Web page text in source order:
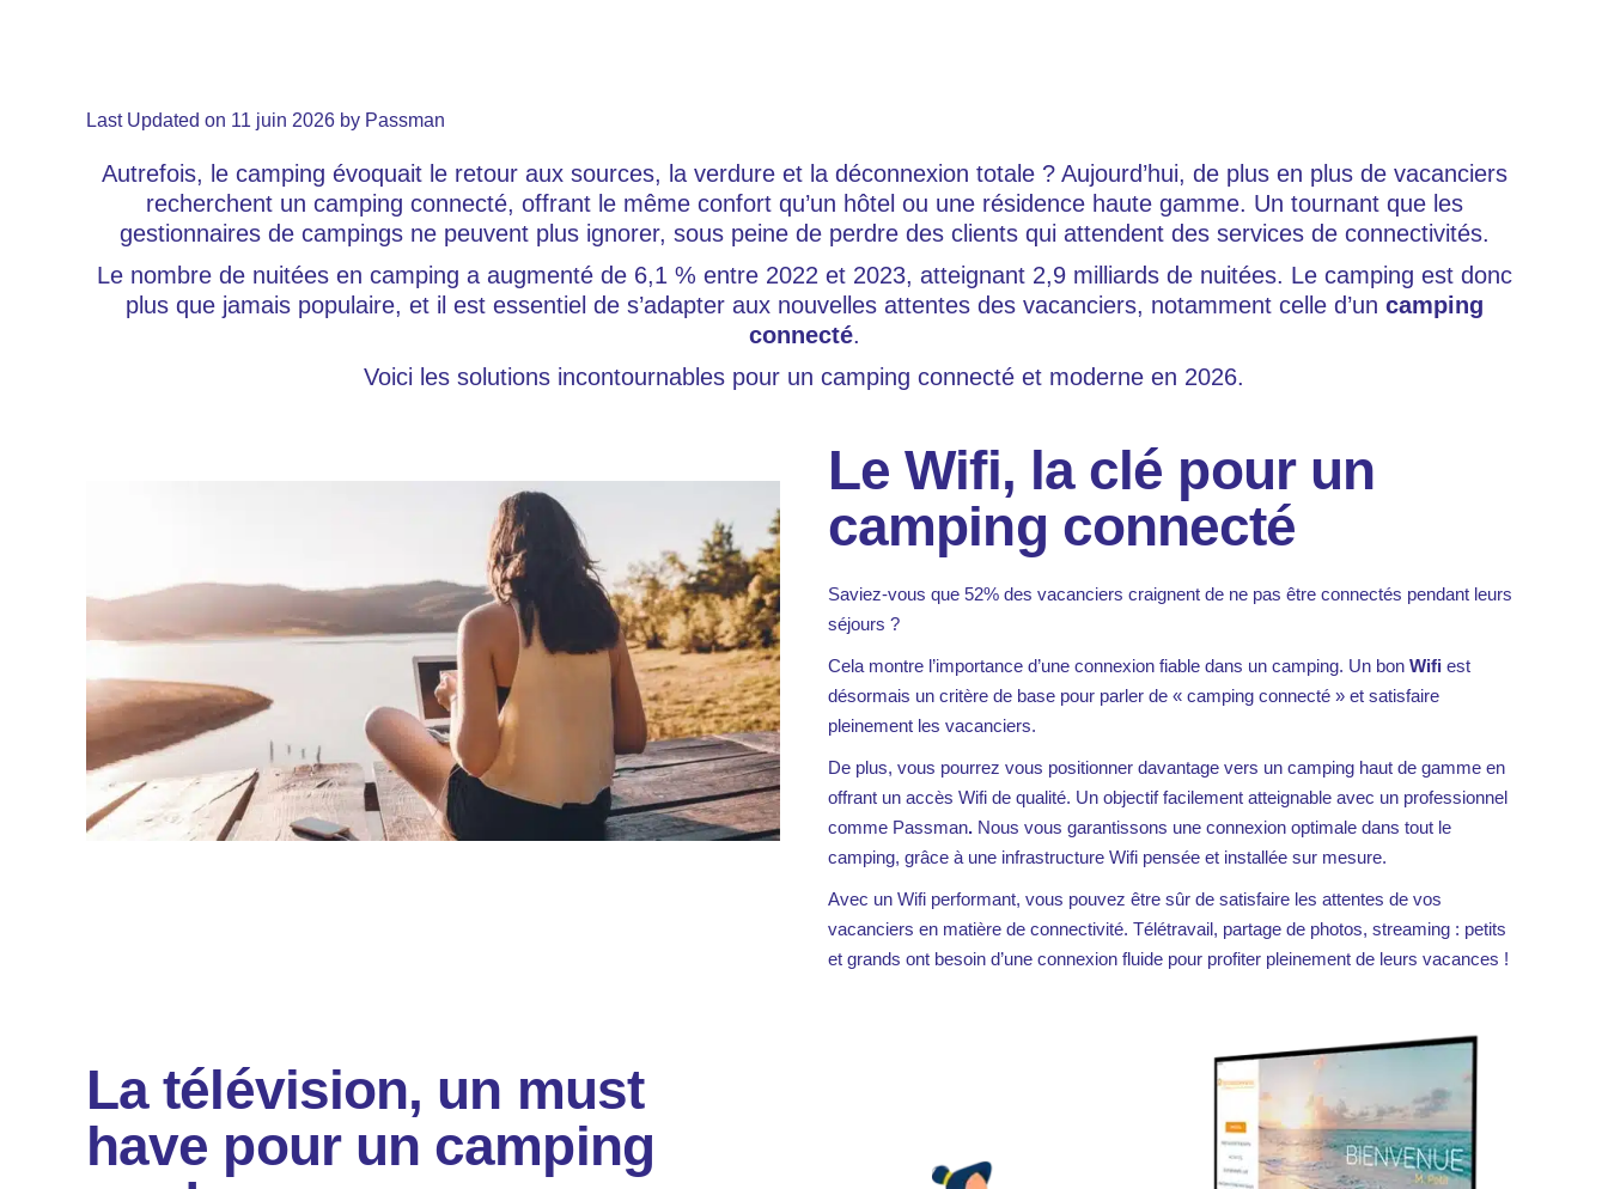
Last Updated on 11 juin 2026 by Passman
Autrefois, le camping évoquait le retour aux sources, la verdure et la déconnexion totale ? Aujourd’hui, de plus en plus de vacanciers
recherchent un camping connecté, offrant le même confort qu’un hôtel ou une résidence haute gamme. Un tournant que les
gestionnaires de campings ne peuvent plus ignorer, sous peine de perdre des clients qui attendent des services de connectivités.
Le nombre de nuitées en camping a augmenté de 6,1 % entre 2022 et 2023, atteignant 2,9 milliards de nuitées. Le camping est donc
plus que jamais populaire, et il est essentiel de s’adapter aux nouvelles attentes des vacanciers, notamment celle d’un camping
connecté.
Voici les solutions incontournables pour un camping connecté et moderne en 2026.
Le Wifi, la clé pour un
camping connecté
Saviez-vous que 52% des vacanciers craignent de ne pas être connectés pendant leurs
séjours ?
Cela montre l’importance d’une connexion fiable dans un camping. Un bon Wifi est
désormais un critère de base pour parler de « camping connecté » et satisfaire
pleinement les vacanciers.
De plus, vous pourrez vous positionner davantage vers un camping haut de gamme en
offrant un accès Wifi de qualité. Un objectif facilement atteignable avec un professionnel
comme Passman. Nous vous garantissons une connexion optimale dans tout le
camping, grâce à une infrastructure Wifi pensée et installée sur mesure.
Avec un Wifi performant, vous pouvez être sûr de satisfaire les attentes de vos
vacanciers en matière de connectivité. Télétravail, partage de photos, streaming : petits
et grands ont besoin d’une connexion fluide pour profiter pleinement de leurs vacances !
La télévision, un must
have pour un camping